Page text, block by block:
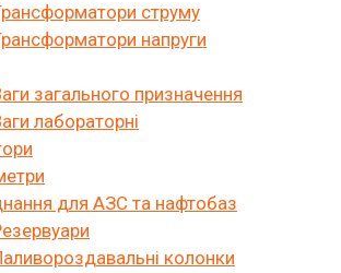
струму
напруги
загального призначення
лабораторні
для АЗС та нафтобаз
колонки